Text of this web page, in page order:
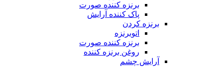
برنزه کننده صورت
پاک کننده آرایش
برنزه کردن
اتوبرنزه
برنزه کننده صورت
روغن برنزه کننده
آرایش چشم